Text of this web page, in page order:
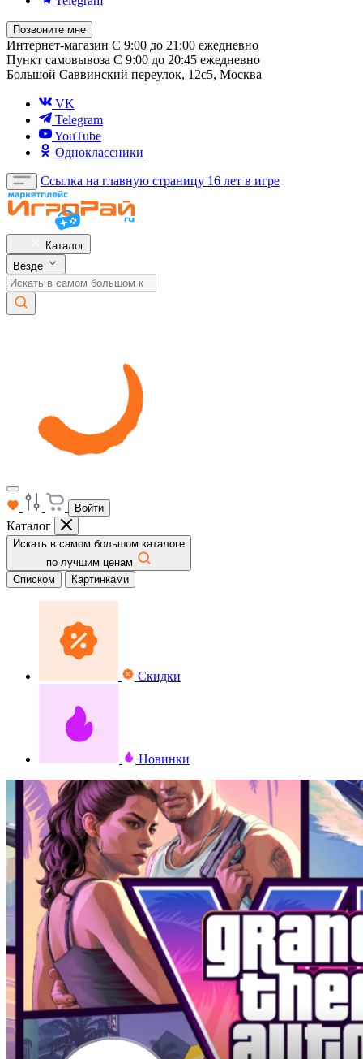
Позвоните мне
Интернет-магазин С 9:00 до 21:00 ежедневно
Пункт самовывоза С 9:00 до 20:45 ежедневно
Большой Саввинский переулок, 12с5, Москва
VK
Telegram
YouTube
Одноклассники
Ссылка на главную страницу 16 лет в игре
Каталог
Везде
Войти
Каталог
Искать в самом большом каталоге
по лучшим ценам
Списком
Картинками
Скидки
Новинки